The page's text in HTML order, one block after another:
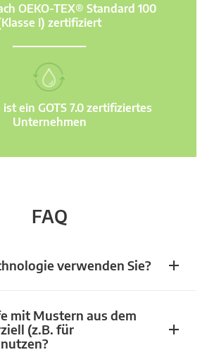
OEKO-TEX® Standard 100
I) zertifiziert
ein GOTS 7.0 zertifiziertes
Unternehmen
FAQ
verwenden Sie?
mit Mustern aus dem
(z.B. für